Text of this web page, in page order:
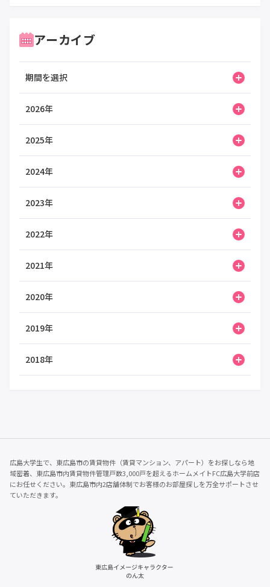
アーカイブ
期間を選択
2026年
2025年
2024年
2023年
2022年
2021年
2020年
2019年
2018年
広島大学生で、東広島市の賃貸物件（賃貸マンション、アパート）をお探しなら地
域密着、東広島市内賃貸物件管理戸数3,000戸を超えるホームメイトFC広島大学前店
にお任せください。東広島市内2店舗体制でお客様のお部屋探しを万全サポートさせ
ていただきます。